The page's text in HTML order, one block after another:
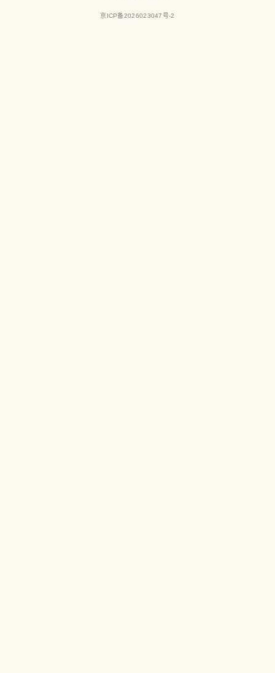
京ICP备2026023047号-2